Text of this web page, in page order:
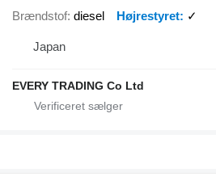
Brændstof diesel Højrestyret ✓
Japan
EVERY TRADING Co Ltd